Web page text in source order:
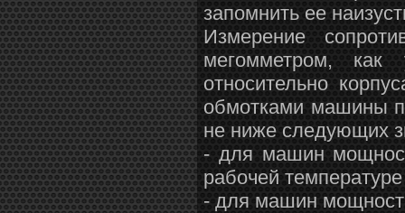
запомнить ее
Измерение
мегомметром, как
относительно
обмотками машины
не ниже следующих
- для машин
рабочей
- для машин